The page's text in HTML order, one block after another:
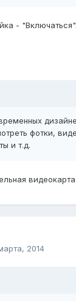
- "Включаться".
фотки,
и т.д.
видеокарта
2014